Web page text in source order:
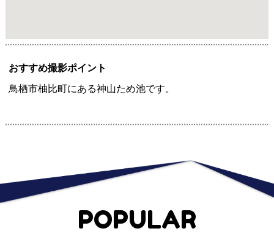
おすすめ撮影ポイント
鳥栖市柚比町にある神山ため池です。
POPULAR